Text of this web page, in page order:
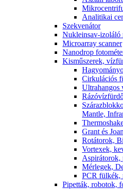
Analitikai
Szekvenátor
Nukleinsav-izoláló
Microarray scanner
Nanodrop
Kisműszerek,
Cirkulációs
Ultrahangos
Mantle,
Grant és
Rotátorok,
Vortexek,
Aspirátorok,
Mérlegek,
PCR fülkék,
Pipetták, robotok,